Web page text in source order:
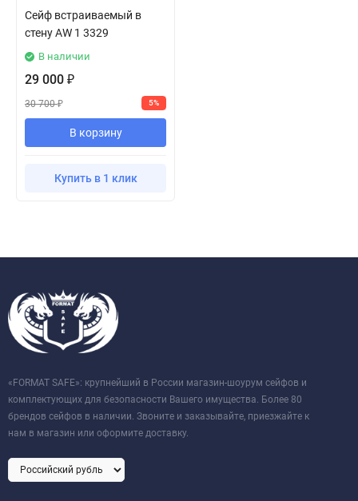
Сейф встраиваемый в
стену AW 1 3329
В наличии
29 000 ₽
30 700₽ 5%
В корзину
Купить в 1 клик
«FORMAT SAFE»: крупнейший в России магазин-шоурум сейфов и
комплектующих для безопасности Вашего имущества. Более 80
брендов сейфов в наличии. Звоните и заказывайте, приезжайте к
нам в магазин или оформите доставку.